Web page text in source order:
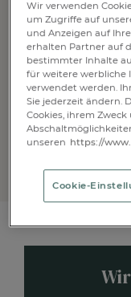
*Der Newsletterversand
Sie können sich jederzeit
Wir verwenden
um Zugriffe auf
und Anzeigen auf
erhalten Partner auf
bestimmter Inhalte
für weitere werbliche
verwendet werden.
Sie jederzeit ändern.
Cookies, ihrem
unseren https://
Cookie-